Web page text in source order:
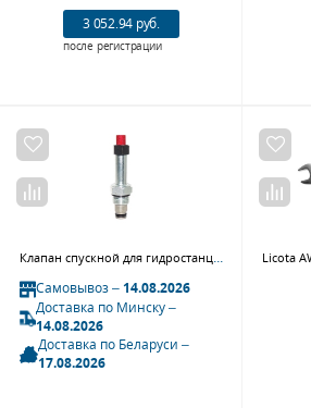
3 052.94 руб.
после регистрации
Самовывоз –14.08.2026
Доставка по Минску –
14.08.2026
Доставка по Беларуси –
17.08.2026